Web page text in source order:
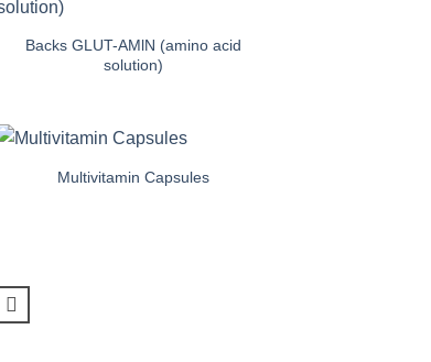
Einkaufsliste
Backs GLUT-AMlN (amino acid
solution)
Auf die
Multivitamin Capsules